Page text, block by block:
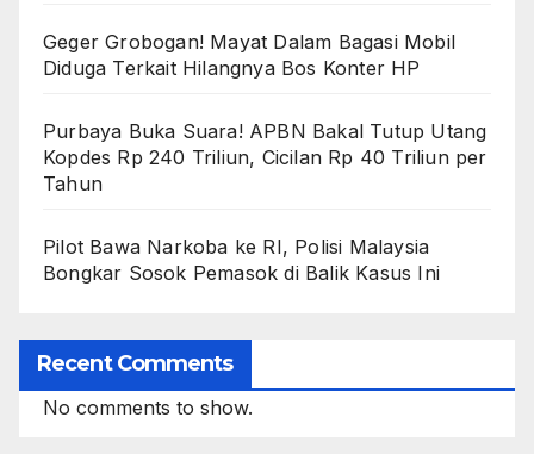
Geger Grobogan! Mayat Dalam Bagasi Mobil
Diduga Terkait Hilangnya Bos Konter HP
Purbaya Buka Suara! APBN Bakal Tutup Utang
Kopdes Rp 240 Triliun, Cicilan Rp 40 Triliun per
Tahun
Pilot Bawa Narkoba ke RI, Polisi Malaysia
Bongkar Sosok Pemasok di Balik Kasus Ini
Recent Comments
No comments to show.